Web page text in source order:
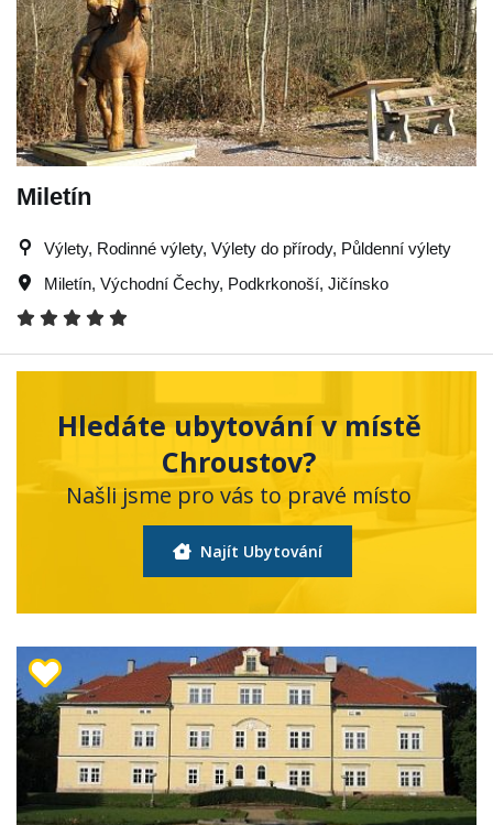
Miletín
Výlety, Rodinné výlety, Výlety do přírody, Půldenní výlety
Miletín, Východní Čechy, Podkrkonoší, Jičínsko
Hledáte ubytování v místě
Chroustov?
Našli jsme pro vás to pravé místo
Najít Ubytování